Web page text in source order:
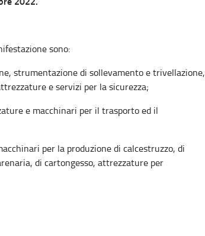
sono:
strumentazione di sollevamento e trivellazione,
e servizi per la sicurezza;
e macchinari per il trasporto ed il
per la produzione di calcestruzzo, di
di cartongesso, attrezzature per